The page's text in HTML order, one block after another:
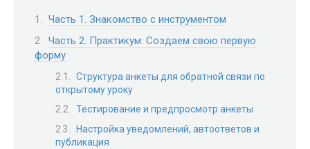
Часть 1. Знакомство с инструментом
Часть 2. Практикум: Создаем свою первую
форму
Структура анкеты для обратной связи по
открытому уроку
Тестирование и предпросмотр анкеты
Настройка уведомлений, автоответов и
публикация